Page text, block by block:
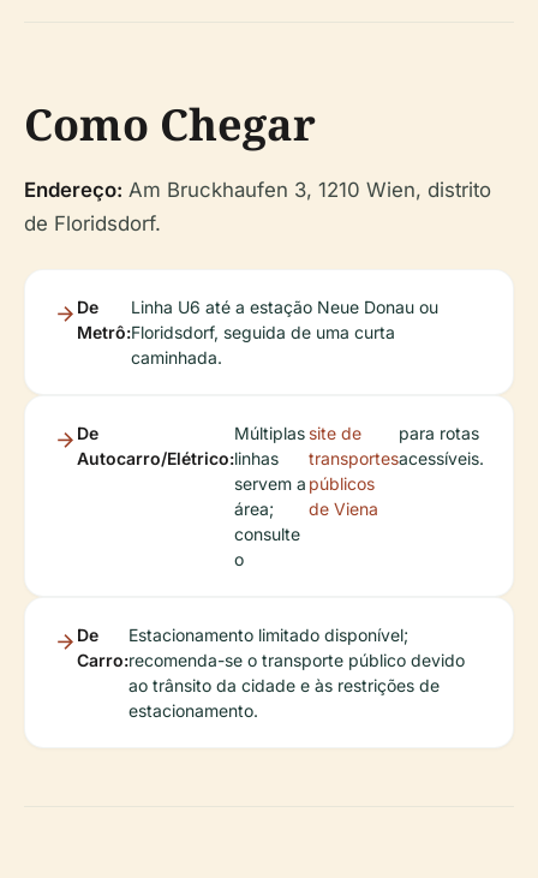
Como Chegar
Endereço: Am Bruckhaufen 3, 1210 Wien, distrito
de Floridsdorf.
De
Metrô:
Linha U6 até a estação Neue Donau ou
Floridsdorf, seguida de uma curta
caminhada.
De
Autocarro/Elétrico:
Múltiplas
linhas
servem a
área;
consulte
o
site de
transportes
públicos
de Viena
para rotas
acessíveis.
De
Carro:
Estacionamento limitado disponível;
recomenda-se o transporte público devido
ao trânsito da cidade e às restrições de
estacionamento.